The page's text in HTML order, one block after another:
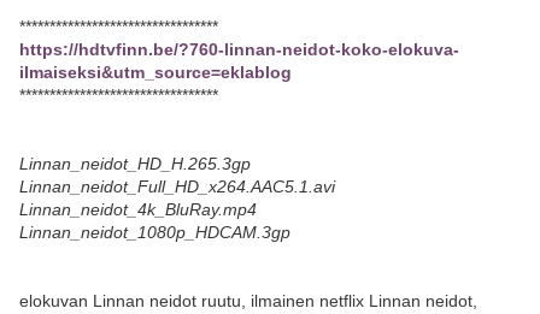
*********************************
https://hdtvfinn.be/?760-linnan-neidot-koko-elokuva-
ilmaiseksi&utm_source=eklablog
*********************************
Linnan_neidot_HD_H.265.3gp
Linnan_neidot_Full_HD_x264.AAC5.1.avi
Linnan_neidot_4k_BluRay.mp4
Linnan_neidot_1080p_HDCAM.3gp
elokuvan Linnan neidot ruutu, ilmainen netflix Linnan neidot,